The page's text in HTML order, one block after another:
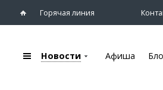
Горячая линия
Новости Афиша